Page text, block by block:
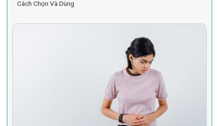
Cách Chọn Và Dùng